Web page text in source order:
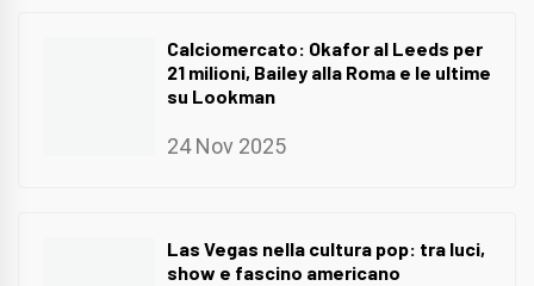
Calciomercato: Okafor al Leeds per
21 milioni, Bailey alla Roma e le ultime
su Lookman
24 Nov 2025
Las Vegas nella cultura pop: tra luci,
show e fascino americano